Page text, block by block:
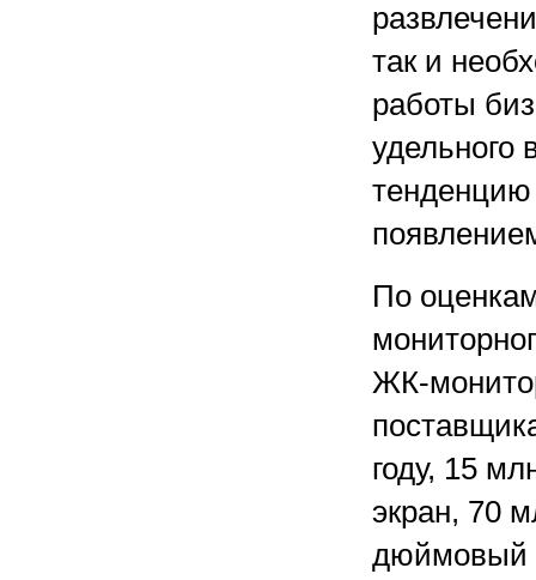
так и
работы
удельного
По
ЖК-
году, 15
экран, 70
дюймовый